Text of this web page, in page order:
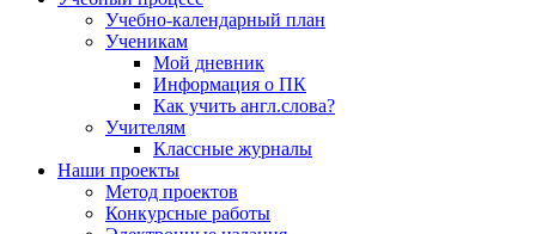
Учебно-календарный план
Ученикам
Мой дневник
Информация о ПК
Как учить англ.слова?
Учителям
Классные журналы
Наши проекты
Метод проектов
Конкурсные работы